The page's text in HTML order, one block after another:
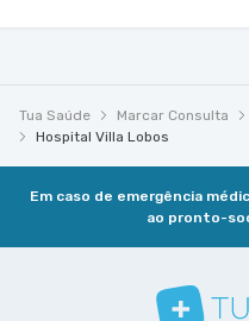
Tua Saúde Marcar Consulta
Hospital Villa Lobos
Em caso de emergência
ao pronto-